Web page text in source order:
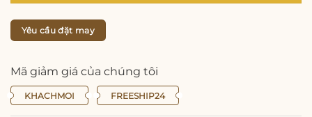
Yêu cầu đặt may
Mã giảm giá của chúng tôi
KHACHMOI FREESHIP24